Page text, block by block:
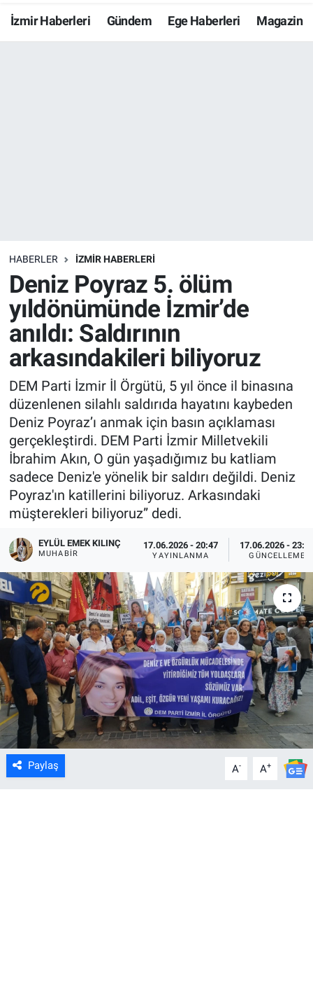
İzmir Haberleri Gündem Ege Haberleri Magazin
HABERLER İZMİR HABERLERİ
Deniz Poyraz 5. ölüm
yıldönümünde İzmir’de
anıldı: Saldırının
arkasındakileri biliyoruz
DEM Parti İzmir İl Örgütü, 5 yıl önce il binasına
düzenlenen silahlı saldırıda hayatını kaybeden
Deniz Poyraz’ı anmak için basın açıklaması
gerçekleştirdi. DEM Parti İzmir Milletvekili
İbrahim Akın, O gün yaşadığımız bu katliam
sadece Deniz'e yönelik bir saldırı değildi. Deniz
Poyraz'ın katillerini biliyoruz. Arkasındaki
müşterekleri biliyoruz” dedi.
EYLÜL EMEK KILINÇ
MUHABIR
17.06.2026 - 20:47
YAYINLANMA
17.06.2026 -
GÜNCELLEME
Paylaş A- A+
Resmi İlanlar